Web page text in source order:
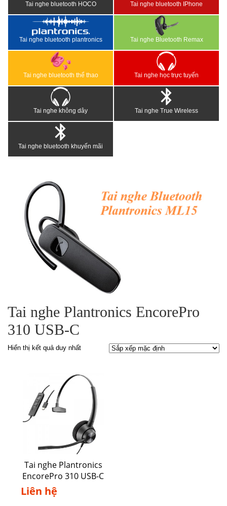
Tai nghe bluetooth HOCO Tai nghe bluetooth IPhone
Tai nghe bluetooth plantronics Tai nghe Bluetooth Remax
Tai nghe bluetooth thể thao Tai nghe học trực tuyến
Tai nghe không dây Tai nghe True Wireless
Tai nghe bluetooth khuyến mãi
Tai nghe Plantronics EncorePro
310 USB-C
Hiển thị kết quả duy nhất
Tai nghe Plantronics
EncorePro 310 USB-C
Liên hệ